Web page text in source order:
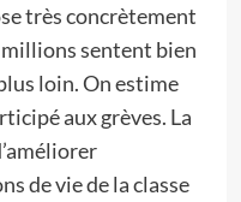
très concrètement
sentent bien
loin. On estime
aux grèves. La
de vie de la classe